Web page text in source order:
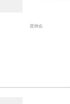
度例会